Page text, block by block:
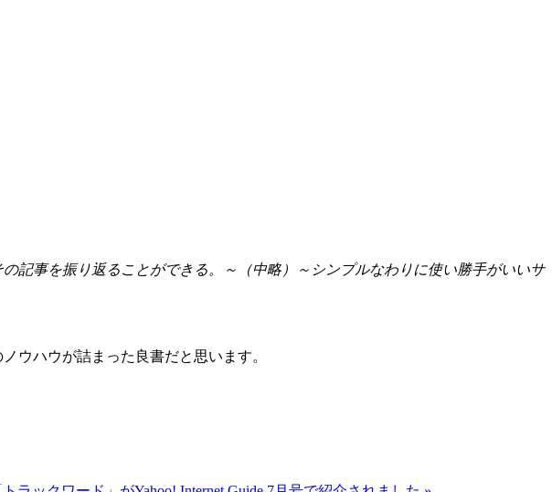
記事を振り返ることができる。～（中略）～シンプルなわりに使い勝手がいいサ
ウハウが詰まった良書だと思います。